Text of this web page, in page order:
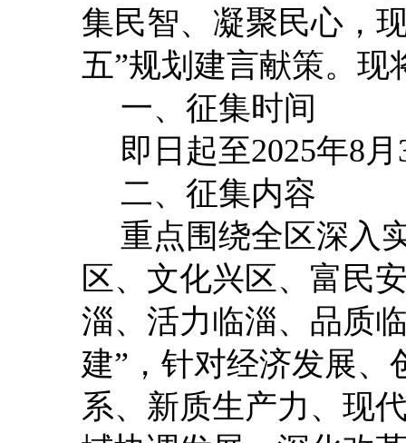
集民智、凝聚民心，
五”规划建言献策。现
一、征集时间
即日起至2025年8月
二、征集内容
重点围绕全区深入
区、文化兴区、富民
淄、活力临淄、品质
建” ，针对经济发展、
系、新质生产力、现